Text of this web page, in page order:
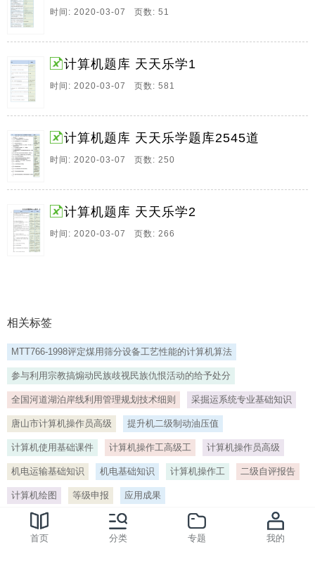
题号 7209 难度 中 第100章 在 Internet的基本服务功能
中 远程登录所使用的命令是 A ftp B telnet C mail D
open 答案 B 第2题 3 0分 题号 7210 难度 中 第1。
14、试卷编号 525 所属语言 计算机基础 试卷方案 19届
高三计算机专业三月份联考试卷 试卷总分 450分 共有题
型 7种 一 单选 共50题 共计150分 第1题 3 0分 题号
78 答案 A 第2题 3 0分 题号 4177 难度 中 第1章 表示R
G B三个基色的二进位数目分别是6位 6位 4位 因此可显
示颜。
题 卷 共 4 页 50 小 题 全 卷 满 分 150 分 考 试 用 时 60
分 钟 祝考试顺利 注 意 事 项 1 答 题 前 先 将 自 己 的
姓 名 准 考 证 号 填 写 在 试 题 卷 和 答 题 卡 上 并 将
题 卷 共 4 页 50 小 题 全 卷 满 分 150 分 考 试 用 时 60
姓 名 准 考 证 号 填 写 在 试 题 卷 和 答 题 卡 上 并 将
准 考 证 号 条形 。
17、题干 540 A 软件工程是指()的工程学科. A:计算机软
件开发 下列（）不是网页表单的基本组成部分。 A:表单
标签 下列哪一个不是流媒体的特点(). A:连续性 在
Windows中,关于文件夹的描述不正确的 是(). A:文件夹
是用来组。
18、题干 选项A 1、利用Windows7“搜索”功能查找文件
时，说法正确的是() 。 A、要求被查找的文件 必须是文
本文件 2、下面文件类型中，不属于音频文件的是()。
A、WAV 3、在windows7文件属性中“仅应用于文件夹中
的文。
时间: 2020-03-07 页数: 51
计算机题库 天天乐学1
时间: 2020-03-07 页数: 581
计算机题库 天天乐学题库2545道
时间: 2020-03-07 页数: 250
计算机题库 天天乐学2
时间: 2020-03-07 页数: 266
相关标签
MTT766-1998评定煤用筛分设备工艺性能的计算机算法
参与利用宗教搞煽动民族歧视民族仇恨活动的给予处分
全国河道湖泊岸线利用管理规划技术细则 采掘运系统专业基础知识
唐山市计算机操作员高级 提升机二级制动油压值
计算机使用基础课件 计算机操作工高级工 计算机操作员高级
机电运输基础知识 机电基础知识 计算机操作工 二级自评报告
计算机绘图 等级申报 应用成果
> 计算机绘图[编号:38930]
首页 分类 专题 我的